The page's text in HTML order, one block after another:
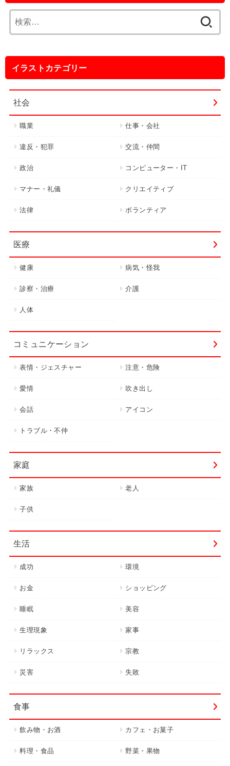
索:
イラストカテゴリー
社会
職業 仕事・会社
違反・犯罪 交流・仲間
政治 コンピューター・IT
マナー・礼儀 クリエイティブ
法律 ボランティア
医療
健康 病気・怪我
診察・治療 介護
人体
コミュニケーション
表情・ジェスチャー 注意・危険
愛情 吹き出し
会話 アイコン
トラブル・不仲
家庭
家族 老人
子供
生活
成功 環境
お金 ショッピング
睡眠 美容
生理現象 家事
リラックス 宗教
災害 失敗
食事
飲み物・お酒 カフェ・お菓子
料理・食品 野菜・果物